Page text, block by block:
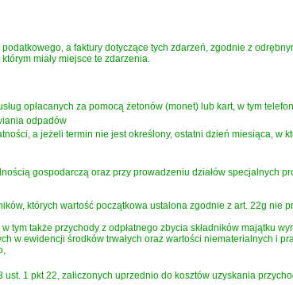
a faktury dotyczące tych zdarzeń, zgodnie z
miały miejsce te zdarzenia.
opłacanych za pomocą żetonów (monet) lub kart, w tym
odpadów
a jeżeli termin nie jest określony, ostatni dzień miesiąca, w
gospodarczą oraz przy prowadzeniu działów specjalnych
których wartość początkowa ustalona zgodnie z art. 22g nie
także przychody z odpłatnego zbycia składników majątku
w ewidencji środków trwałych oraz wartości niematerialnych i
1 pkt 22, zaliczonych uprzednio do kosztów uzyskania